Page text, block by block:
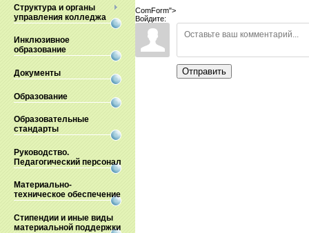
Структура и органы
управления колледжа
Инклюзивное
образование
Документы
Образование
Образовательные
стандарты
Руководство.
Педагогический персонал
Материально-
техническое обеспечение
Стипендии и иные виды
материальной поддержки
ComForm">
Войдите:
Отправить